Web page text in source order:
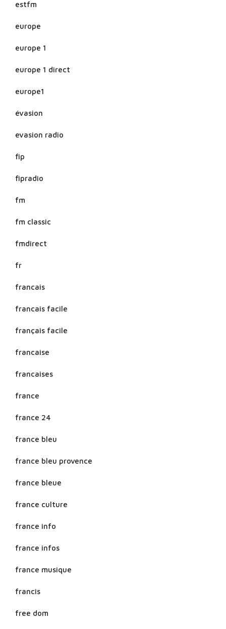
estfm
europe
europe 1
europe 1 direct
europe1
évasion
evasion radio
fip
fipradio
fm
fm classic
fmdirect
fr
francais
francais facile
français facile
francaise
francaises
france
france 24
france bleu
france bleu provence
france bleue
france culture
france info
france infos
france musique
francis
free dom